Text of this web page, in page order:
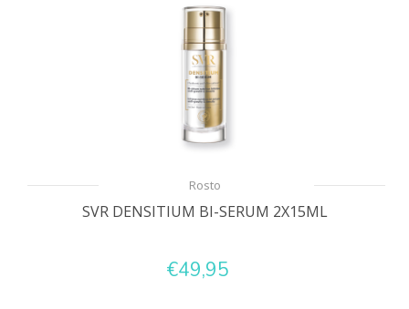
Rosto
SVR DENSITIUM BI-SERUM 2X15ML
€49,95